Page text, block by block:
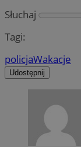
Słuchaj
Tagi:
policjaWakacje
Udostępnij